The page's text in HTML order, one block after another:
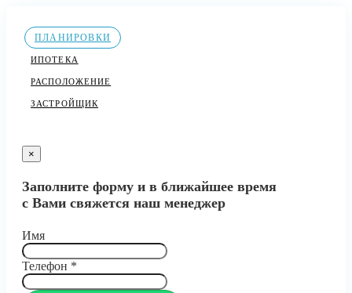
ПЛАНИРОВКИ
ИПОТЕКА
РАСПОЛОЖЕНИЕ
ЗАСТРОЙЩИК
×
Заполните форму и в ближайшее время
с Вами свяжется наш менеджер
Имя
Телефон *